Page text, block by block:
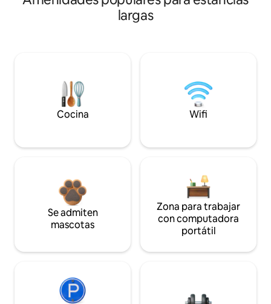
largas
Cocina Wifi
Se admiten
mascotas
Zona para trabajar
con computadora
portátil